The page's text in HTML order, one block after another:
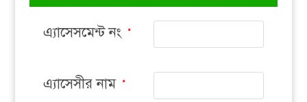
এ্যাসেসমেন্ট নং *
এ্যাসেসীর নাম *